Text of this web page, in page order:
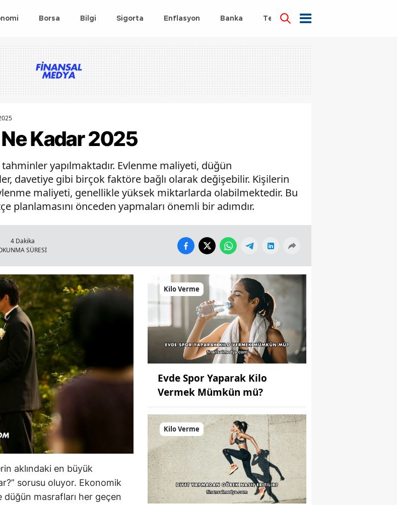
Borsa Bilgi Sigorta Enflasyon Banka Teknoloji
Kadar 2025
yapılmaktadır. Evlenme maliyeti, düğün
davetiye gibi birçok faktöre bağlı olarak değişebilir. Kişilerin
maliyeti, genellikle yüksek miktarlarda olabilmektedir. Bu
önceden yapmaları önemli bir adımdır.
4 Dakika
SÜRESİ
aklındaki en büyük
sorusu oluyor. Ekonomik
masrafları her geçen
Kilo Verme
Evde Spor Yaparak Kilo
Vermek Mümkün mü?
Kilo Verme